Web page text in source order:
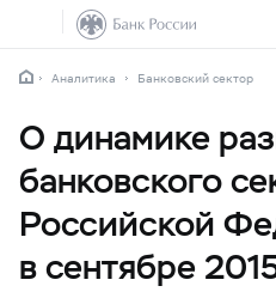
Аналитика Банковский сектор
О динамике
банковского
Российской
в сентябре